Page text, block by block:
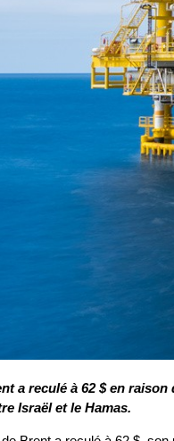
a reculé à 62 $ en
Israël et le Hamas.